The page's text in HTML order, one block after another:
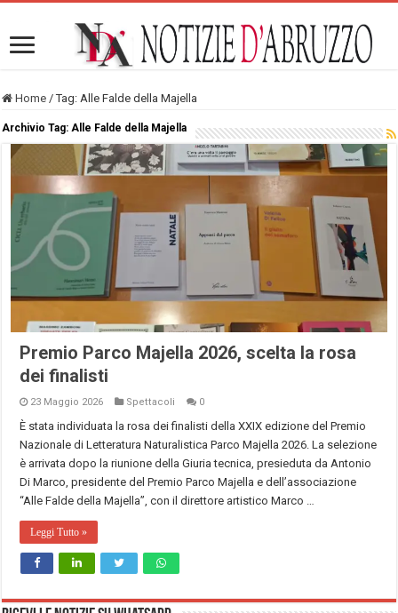
Home / Tag: Alle Falde della Majella
Archivio Tag:Alle Falde della Majella
Premio Parco Majella 2026, scelta la rosa
dei finalisti
23 Maggio 2026 Spettacoli 0
È stata individuata la rosa dei finalisti della XXIX edizione del Premio
Nazionale di Letteratura Naturalistica Parco Majella 2026. La selezione
è arrivata dopo la riunione della Giuria tecnica, presieduta da Antonio
Di Marco, presidente del Premio Parco Majella e dell’associazione
“Alle Falde della Majella”, con il direttore artistico Marco …
Leggi Tutto »